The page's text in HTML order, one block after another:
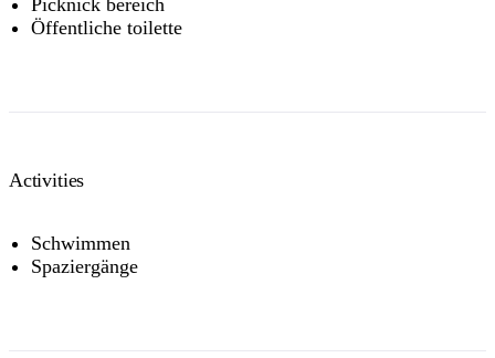
Picknick bereich
Öffentliche toilette
Activities
Schwimmen
Spaziergänge